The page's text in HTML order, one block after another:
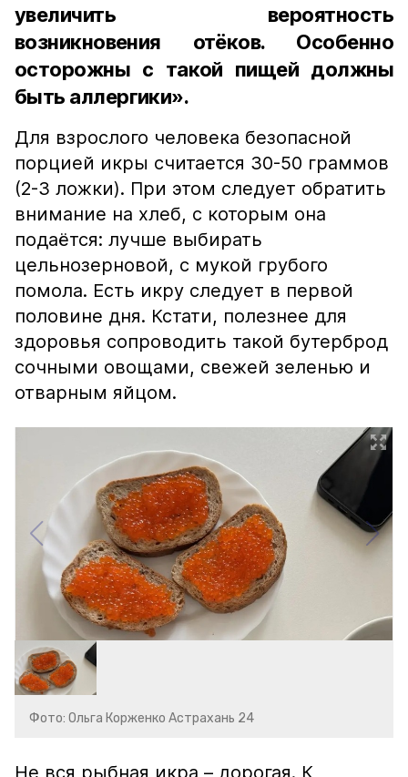
увеличить вероятность
возникновения отёков. Особенно
осторожны с такой пищей должны
быть аллергики».
Для взрослого человека безопасной
порцией икры считается 30-50 граммов
(2-3 ложки). При этом следует обратить
внимание на хлеб, с которым она
подаётся: лучше выбирать
цельнозерновой, с мукой грубого
помола. Есть икру следует в первой
половине дня. Кстати, полезнее для
здоровья сопроводить такой бутерброд
сочными овощами, свежей зеленью и
отварным яйцом.
Фото: Ольга Корженко Астрахань 24
Не вся рыбная икра – дорогая. К